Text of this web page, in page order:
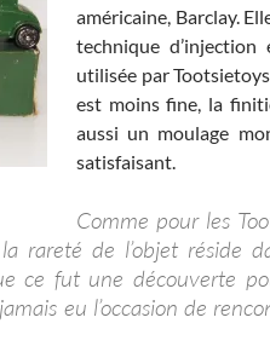
américaine, Barclay.
technique
utilisée par
est moins fine, la
aussi un moulage
satisfaisant.
Comme pour les
rareté de l’objet réside
ce fut une découverte
eu l’occasion de